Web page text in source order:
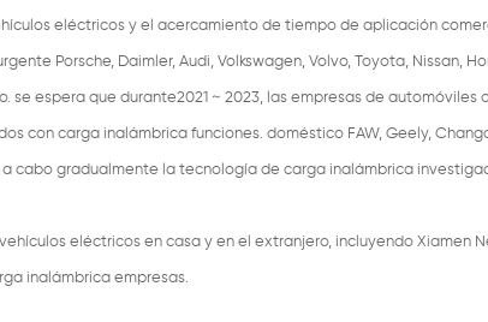
eléctricos y el acercamiento de tiempo de aplicación
Porsche, Daimler, Audi, Volkswagen, Volvo, Toyota, Nissan,
espera que durante2021 ~ 2023, las empresas de automóviles
con carga inalámbrica funciones. doméstico FAW, Geely,
cabo gradualmente la tecnología de carga inalámbrica
eléctricos en casa y en el extranjero, incluyendo Xiamen
inalámbrica empresas.